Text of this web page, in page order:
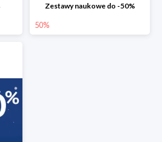
Zestawy naukowe do -50%
50%